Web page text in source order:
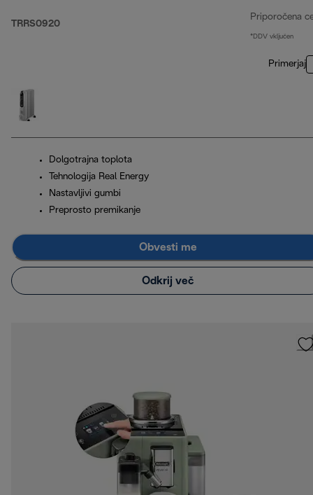
TRRS0920
Priporočena
*DDV vključen
Primerjaj
Dolgotrajna toplota
Tehnologija Real Energy
Nastavljivi gumbi
Preprosto premikanje
Obvesti me
Odkrij več